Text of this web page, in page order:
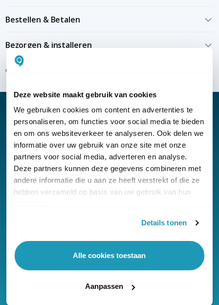
Deze website maakt gebruik van cookies
We gebruiken cookies om content en advertenties te
personaliseren, om functies voor social media te bieden
en om ons websiteverkeer te analyseren. Ook delen we
informatie over uw gebruik van onze site met onze
partners voor social media, adverteren en analyse.
Deze partners kunnen deze gegevens combineren met
andere informatie die u aan ze heeft verstrekt of die ze
hebben verzameld op basis van uw gebruik van hun
Details tonen
Alle cookies toestaan
Aanpassen
Bestellen & Betalen
Bezorgen & installeren
Over KommaGo
Nieuwsbrief
Klantenservice